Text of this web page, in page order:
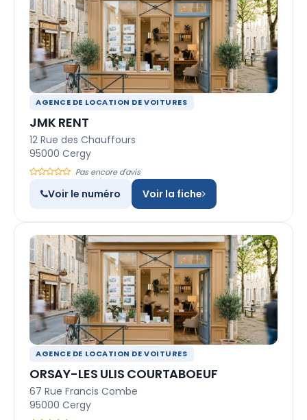
AGENCE DE LOCATION DE VOITURES
JMK RENT
12 Rue des Chauffours
95000 Cergy
Pas encore d'avis
Voir le numéro Voir la fiche
AGENCE DE LOCATION DE VOITURES
ORSAY-LES ULIS COURTABOEUF
67 Rue Francis Combe
95000 Cergy